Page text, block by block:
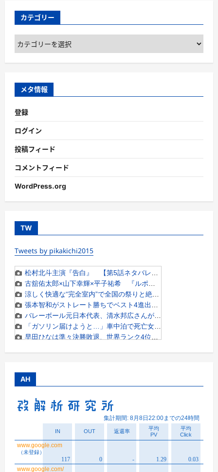
カテゴリー
カ
テ
ゴ
ー
メタ情報
登録
ログイン
投稿フィード
コメントフィード
WordPress.org
TW
Tweets by pikakichi2015
AH